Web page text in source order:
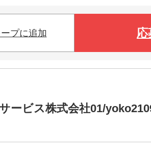
プに追加 応
ービス株式会社01/